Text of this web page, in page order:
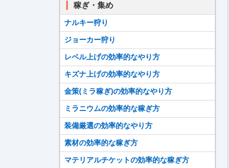
稼ぎ・集め
ナルキー狩り
ジョーカー狩り
レベル上げの効率的なやり方
キズナ上げの効率的なやり方
金策(ミラ稼ぎ)の効率的なやり方
ミラニウムの効率的な稼ぎ方
装備厳選の効率的なやり方
素材の効率的な稼ぎ方
マテリアルチケットの効率的な稼ぎ方